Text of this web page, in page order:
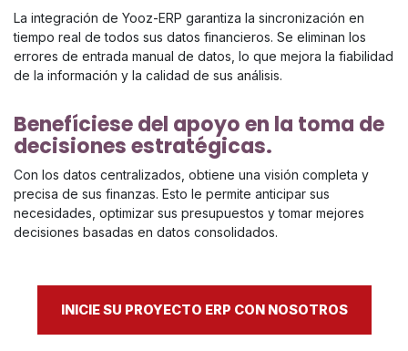
La integración de Yooz-ERP garantiza la sincronización en
tiempo real de todos sus datos financieros. Se eliminan los
errores de entrada manual de datos, lo que mejora la fiabilidad
de la información y la calidad de sus análisis.
Benefíciese del apoyo en la toma de
decisiones estratégicas.
Con los datos centralizados, obtiene una visión completa y
precisa de sus finanzas. Esto le permite anticipar sus
necesidades, optimizar sus presupuestos y tomar mejores
decisiones basadas en datos consolidados.
INICIE SU PROYECTO ERP CON NOSOTROS